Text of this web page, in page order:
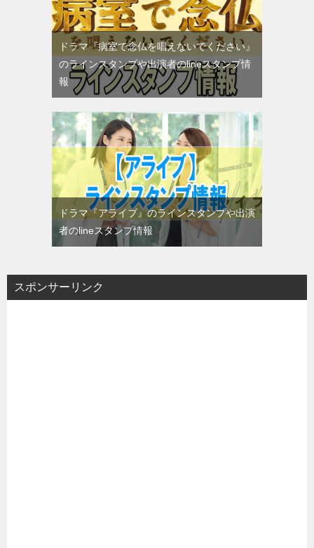
ドラマ『病室で念仏を唱えないでください』
のラインスタンプや出演者のlineスタンプ情
報
ドラマ『アライブ』のラインスタンプや出演
者のlineスタンプ情報
スポンサーリンク